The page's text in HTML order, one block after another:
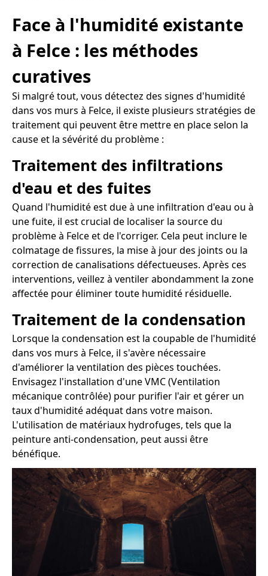
Face à l'humidité existante
à Felce : les méthodes
curatives
Si malgré tout, vous détectez des signes d'humidité
dans vos murs à Felce, il existe plusieurs stratégies de
traitement qui peuvent être mettre en place selon la
cause et la sévérité du problème :
Traitement des infiltrations
d'eau et des fuites
Quand l'humidité est due à une infiltration d'eau ou à
une fuite, il est crucial de localiser la source du
problème à Felce et de l'corriger. Cela peut inclure le
colmatage de fissures, la mise à jour des joints ou la
correction de canalisations défectueuses. Après ces
interventions, veillez à ventiler abondamment la zone
affectée pour éliminer toute humidité résiduelle.
Traitement de la condensation
Lorsque la condensation est la coupable de l'humidité
dans vos murs à Felce, il s'avère nécessaire
d'améliorer la ventilation des pièces touchées.
Envisagez l'installation d'une VMC (Ventilation
mécanique contrôlée) pour purifier l'air et gérer un
taux d'humidité adéquat dans votre maison.
L'utilisation de matériaux hydrofuges, tels que la
peinture anti-condensation, peut aussi être
bénéfique.